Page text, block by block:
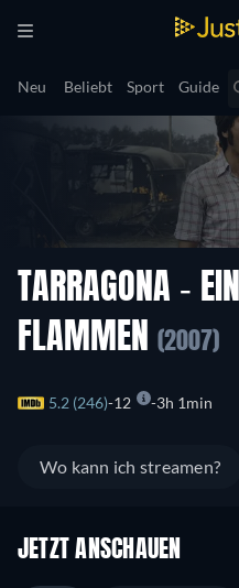
Neu Beliebt Sport Guide
TARRAGONA -
FLAMMEN
(2007)
5.2 (246) 12 3h 1min
Wo kann ich streamen?
JETZT ANSCHAUEN